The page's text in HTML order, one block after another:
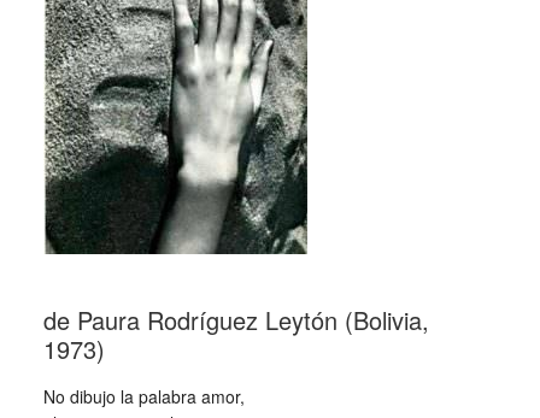
de Paura Rodríguez Leytón (Bolivia,
1973)
No dibujo la palabra amor,